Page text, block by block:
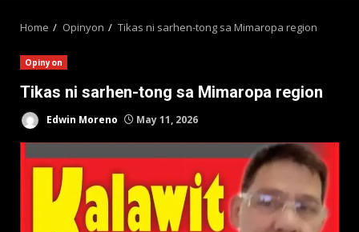
Home Opinyon Tikas ni sarhen-tong sa Mimaropa region
Opinyon
Tikas ni sarhen-tong sa Mimaropa region
Edwin Moreno May 11, 2026